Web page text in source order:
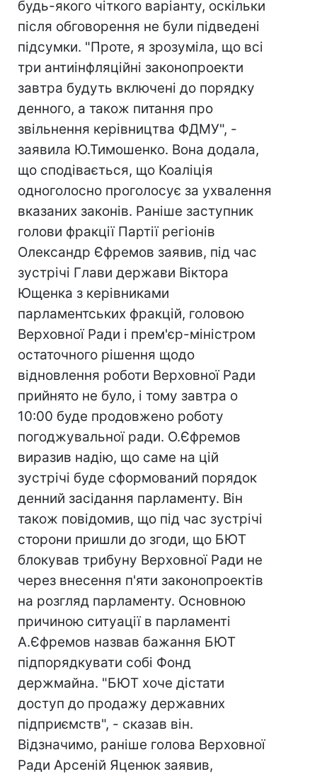
будь-якого чіткого варіанту, оскільки
після обговорення не були підведені
підсумки. "Проте, я зрозуміла, що всі
три антиінфляційні законопроекти
завтра будуть включені до порядку
денного, а також питання про
звільнення керівництва ФДМУ", -
заявила Ю.Тимошенко. Вона додала,
що сподівається, що Коаліція
одноголосно проголосує за ухвалення
вказаних законів. Раніше заступник
голови фракції Партії регіонів
Олександр Єфремов заявив, під час
зустрічі Глави держави Віктора
Ющенка з керівниками
парламентських фракцій, головою
Верховної Ради і прем'єр-міністром
остаточного рішення щодо
відновлення роботи Верховної Ради
прийнято не було, і тому завтра о
10:00 буде продовжено роботу
погоджувальної ради. О.Єфремов
виразив надію, що саме на цій
зустрічі буде сформований порядок
денний засідання парламенту. Він
також повідомив, що під час зустрічі
сторони пришли до згоди, що БЮТ
блокував трибуну Верховної Ради не
через внесення п'яти законопроектів
на розгляд парламенту. Основною
причиною ситуації в парламенті
А.Єфремов назвав бажання БЮТ
підпорядкувати собі Фонд
держмайна. "БЮТ хоче дістати
доступ до продажу державних
підприємств", - сказав він.
Відзначимо, раніше голова Верховної
Ради Арсеній Яценюк заявив,